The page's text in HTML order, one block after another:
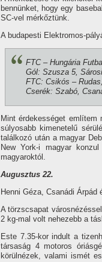
bennünket, hogy egy
SC-vel mérkőztünk.
A budapesti Elektromos-
FTC – Hungária
Gól: Szusza 5,
FTC: Csikós –
Cserék: Szabó,
Mint érdekességet
súlyosabb kimenetelű
találkozó után a magyar
New York-i magyar
magyaroktól.
Augusztus 22.
Henni Géza, Csanádi
A törzscsapat
2 kg-mal volt nehezebb a
Este 7.35-kor indult a
társaság 4 motoros
körülnézek, valami ismét